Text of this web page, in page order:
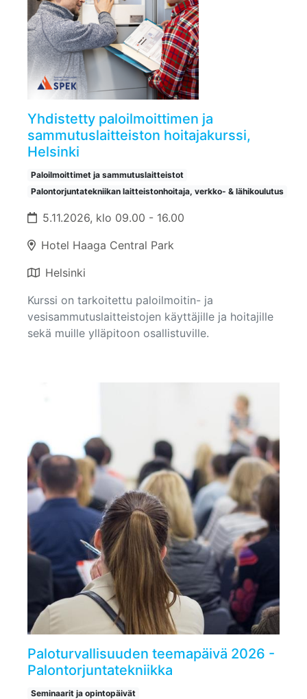
Yhdistetty paloilmoittimen ja
sammutuslaitteiston hoitajakurssi,
Helsinki
Paloilmoittimet ja sammutuslaitteistot
Palontorjuntatekniikan laitteistonhoitaja, verkko- & lähikoulutus
5.11.2026, klo 09.00 - 16.00
Hotel Haaga Central Park
Helsinki
Kurssi on tarkoitettu paloilmoitin- ja
vesisammutuslaitteistojen käyttäjille ja hoitajille
sekä muille ylläpitoon osallistuville.
Paloturvallisuuden teemapäivä 2026 -
Palontorjuntatekniikka
Seminaarit ja opintopäivät